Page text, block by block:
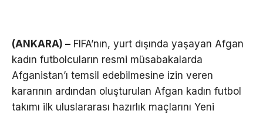
(ANKARA) – FIFA’nın, yurt dışında yaşayan Afgan
kadın futbolcuların resmi müsabakalarda
Afganistan’ı temsil edebilmesine izin veren
kararının ardından oluşturulan Afgan kadın futbol
takımı ilk uluslararası hazırlık maçlarını Yeni